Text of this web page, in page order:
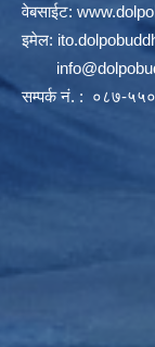
वेबसाईट:
इमेल:
सम्पर्क नं. : ०८७-